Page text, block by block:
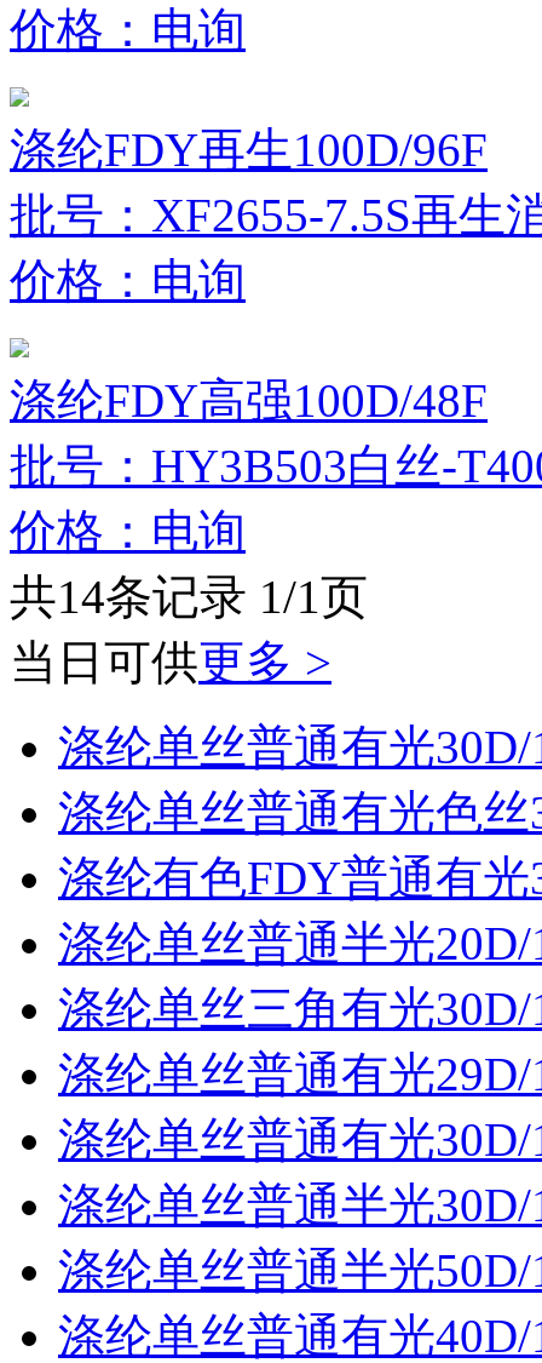
价格：电询
涤纶FDY再生100D/96F
批号：XF2655-7.5S再生
价格：电询
涤纶FDY高强100D/48F
批号：HY3B503白丝-
价格：电询
共14条记录 1/1页
当日可供更多 >
涤纶单丝普通有光30D/
涤纶单丝普通有光色丝
涤纶有色FDY普通有光
涤纶单丝普通半光20D/
涤纶单丝三角有光30D/
涤纶单丝普通有光29D/
涤纶单丝普通有光30D/
涤纶单丝普通半光30D/
涤纶单丝普通半光50D/
涤纶单丝普通有光40D/